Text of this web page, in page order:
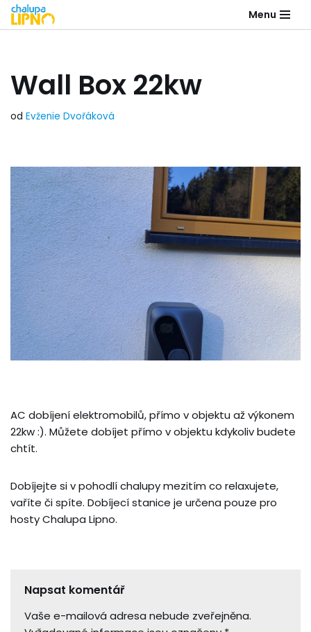
Menu
Wall Box 22kw
od Evženie Dvořáková
AC dobíjení elektromobilů, přímo v objektu až výkonem
22kw :). Můžete dobíjet přímo v objektu kdykoliv budete
chtít.
Dobíjejte si v pohodlí chalupy mezitím co relaxujete,
vaříte či spíte. Dobíjecí stanice je určena pouze pro
hosty Chalupa Lipno.
Napsat komentář
Vaše e-mailová adresa nebude zveřejněna.